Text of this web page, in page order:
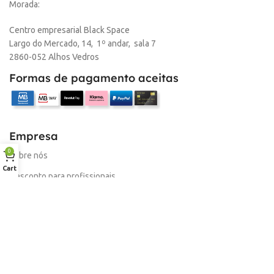
Morada:
Centro empresarial Black Space
Largo do Mercado, 14, 1º andar, sala 7
2860-052 Alhos Vedros
Formas de pagamento aceitas
Empresa
Sobre nós
Desconto para profissionais
0
Cart